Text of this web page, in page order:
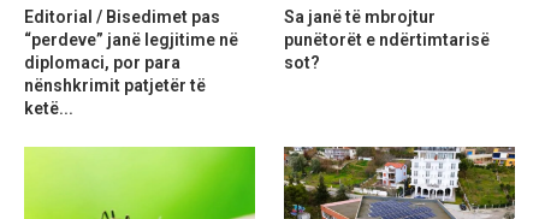
Editorial / Bisedimet pas
“perdeve” janë legjitime në
diplomaci, por para
nënshkrimit patjetër të
ketë...
Sa janë të mbrojtur
punëtorët e ndërtimtarisë
sot?